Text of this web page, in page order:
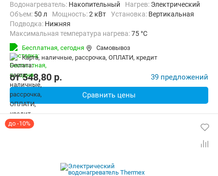
Водонагреватель: Накопительный нагрев: Электрический
Объем: 50 л Мощность:2 кВт Установка: Вертикальная
Подводка: Нижняя
Максимальная температура нагрева:75 °C
Дополнительно:
Бесплатная, сегодня
Самовывоз
карта, наличные, рассрочка, ОПЛАТИ, кредит
от548,80 p. 39 предложений
Сравнить цены
до -10%